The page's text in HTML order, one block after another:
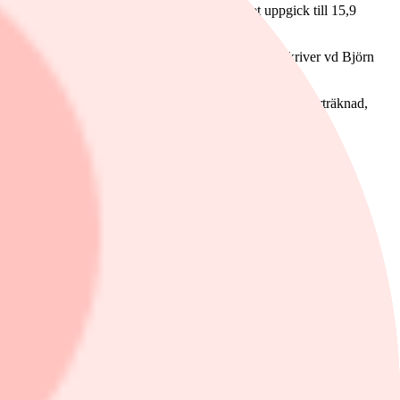
det tredje kvartalet 2020. Ebita-resultatet uppgick till 15,9
historia både gällande omsättning och resultat", skriver vd Björn
kronor. Den organiska tillväxten, valutapåverkan borträknad,
kronor (13) med ett resultat per aktie om 1:01 kronor (1:07).